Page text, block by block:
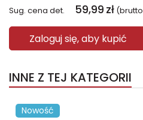
Sug. cena det. 59,99 zł
Zaloguj się, aby kupić
INNE Z TEJ KATEGORII
Nowość